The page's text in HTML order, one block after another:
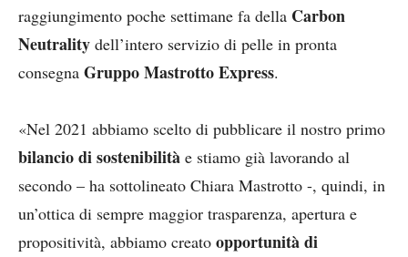
raggiungimento poche settimane fa della Carbon
Neutrality dell’intero servizio di pelle in pronta
consegna Gruppo Mastrotto Express.
«Nel 2021 abbiamo scelto di pubblicare il nostro primo
bilancio di sostenibilità e stiamo già lavorando al
secondo – ha sottolineato Chiara Mastrotto -, quindi, in
un’ottica di sempre maggior trasparenza, apertura e
propositività, abbiamo creato opportunità di